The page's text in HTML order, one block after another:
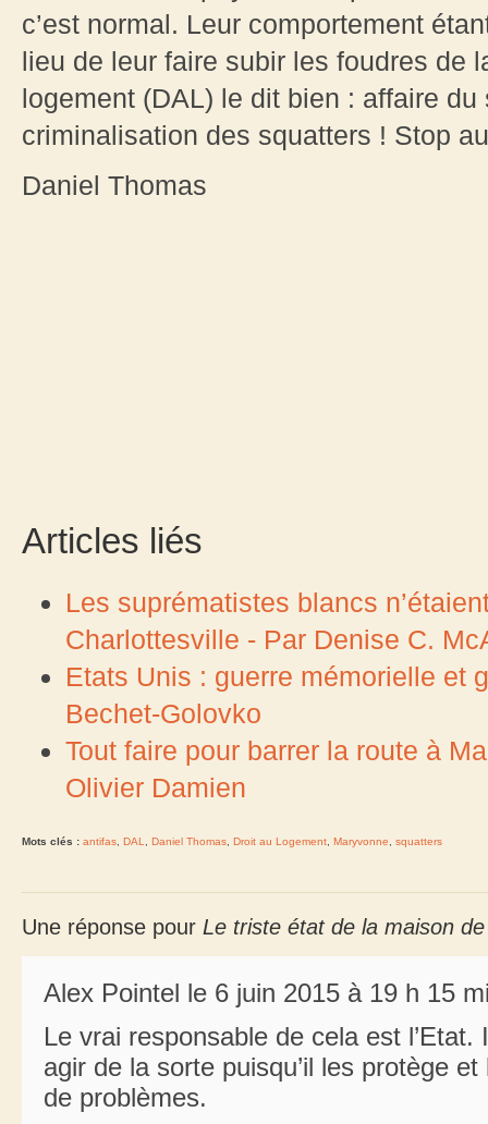
c’est normal. Leur comportement
lieu de leur faire subir les foudres de
logement (DAL) le dit bien : affaire
criminalisation des squatters ! Stop
Daniel Thomas
Articles liés
Les suprématistes blancs
Charlottesville - Par Denise C.
Etats Unis : guerre mémorielle et
Bechet-Golovko
Tout faire pour barrer la route à
Olivier Damien
Mots clés : antifas DAL Daniel Thomas Droit au Logement Maryvonne squatters
Une réponse pour Le triste état de la maison
Alex Pointel le 6 juin 2015 à 19 h 15
Le vrai responsable de cela est
agir de la sorte puisqu’il les protège
de problèmes.